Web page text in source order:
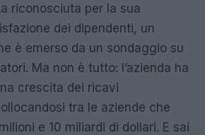
riconosciuta per la sua
dei dipendenti, un
è emerso da un sondaggio su
Ma non è tutto: l’azienda ha
crescita dei ricavi
tra le aziende che
e 10 miliardi di dollari. E sai